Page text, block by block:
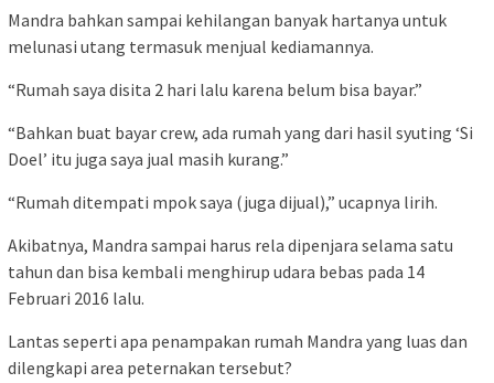
Mandra bahkan sampai kehilangan banyak hartanya untuk
melunasi utang termasuk menjual kediamannya.
“Rumah saya disita 2 hari lalu karena belum bisa bayar.”
“Bahkan buat bayar crew, ada rumah yang dari hasil syuting ‘Si
Doel’ itu juga saya jual masih kurang.”
“Rumah ditempati mpok saya (juga dijual),” ucapnya lirih.
Akibatnya, Mandra sampai harus rela dipenjara selama satu
tahun dan bisa kembali menghirup udara bebas pada 14
Februari 2016 lalu.
Lantas seperti apa penampakan rumah Mandra yang luas dan
dilengkapi area peternakan tersebut?